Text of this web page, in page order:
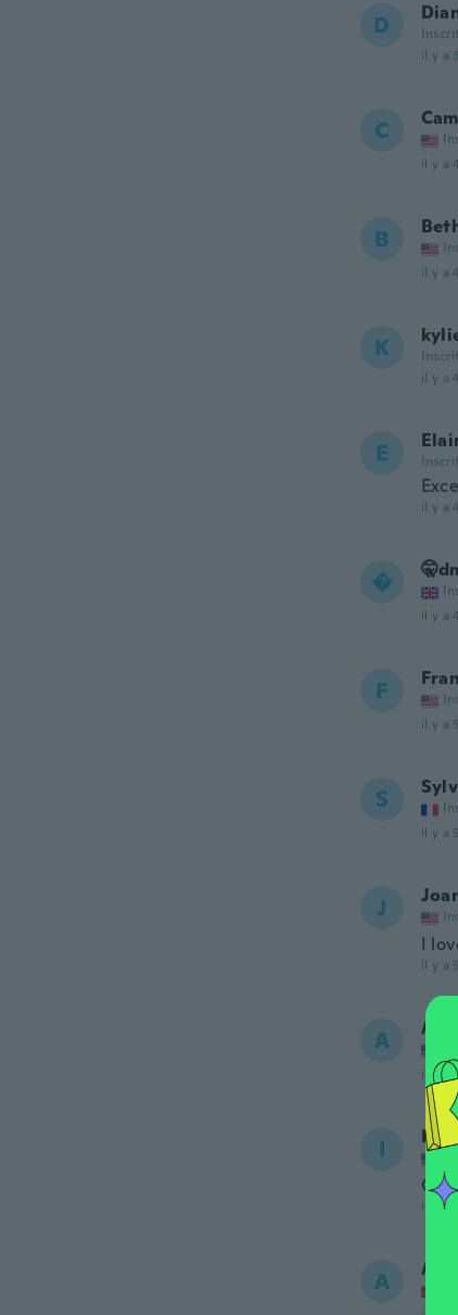
D
il y a
C Cam
il y a
B
il y a
K
il y a
E
il y a

il y a
F Fran
il y a
S
il y a
J
I
il y a
A
il y a
I
il y a
A